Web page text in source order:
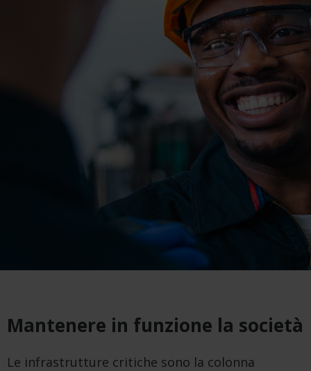
Mantenere in funzione la società
Le infrastrutture critiche sono la colonna